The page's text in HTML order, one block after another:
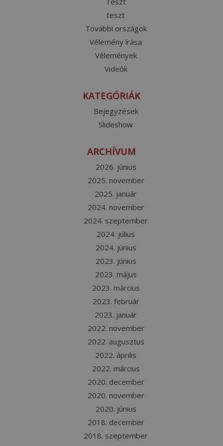
teszt
További országok
Vélemény írása
Vélemények
Videók
KATEGÓRIÁK
Bejegyzések
Slideshow
ARCHÍVUM
2026. június
2025. november
2025. január
2024. november
2024. szeptember
2024. július
2024. június
2023. június
2023. május
2023. március
2023. február
2023. január
2022. november
2022. augusztus
2022. április
2022. március
2020. december
2020. november
2020. június
2018. december
2018. szeptember